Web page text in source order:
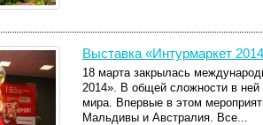
Выставка «Интурмаркет
18 марта закрылась
2014». В общей сложности в ней
мира. Впервые в этом
Мальдивы и Австралия. Все...